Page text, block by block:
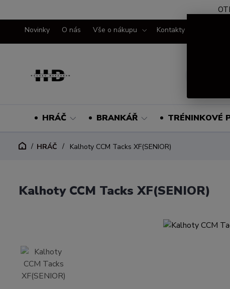
Novinky O nás Vše o nákupu Kontakty
HRÁČ BRANKÁŘ TRÉNINKOVÉ
HRÁČ Kalhoty CCM Tacks XF(SENIOR)
Kalhoty CCM Tacks XF(SENIOR)